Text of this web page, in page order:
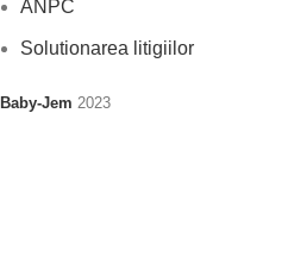
ANPC
Solutionarea litigiilor
Baby-Jem 2023